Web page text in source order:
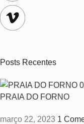
Posts Recentes
PRAIA DO FORNO
março 22, 2023 1